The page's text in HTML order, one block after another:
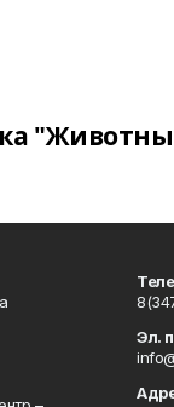
Эл.